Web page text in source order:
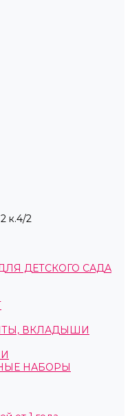
к.4/2
ДЕТСКОГО САДА
ВКЛАДЫШИ
НАБОРЫ